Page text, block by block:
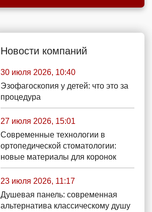
Новости компаний
30 июля 2026, 10:40
Эзофагоскопия у детей: что это за
процедура
27 июля 2026, 15:01
Современные технологии в
ортопедической стоматологии:
новые материалы для коронок
23 июля 2026, 11:17
Душевая панель: современная
альтернатива классическому душу